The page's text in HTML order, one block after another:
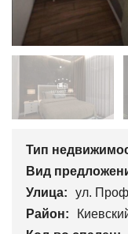
Тип
Вид
Улица:
ул.
Район: